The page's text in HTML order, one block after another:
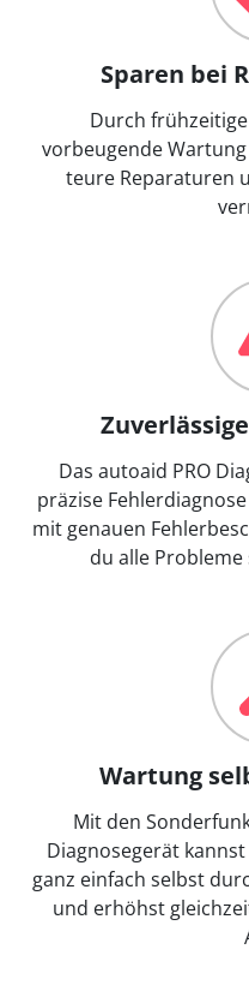
Sparen bei
Durch
vorbeugende
teure Reparaturen
Das autoaid PRO
präzise
mit genauen
du alle
Wartung
Mit den
Diagnosegerät
ganz einfach selbst
und erhöhst